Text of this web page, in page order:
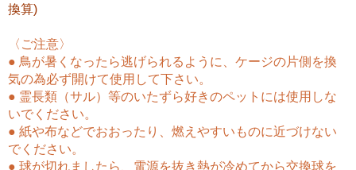
換算)
〈ご注意〉
● 鳥が暑くなったら逃げられるように、ケージの片側を換
気の為必ず開けて使用して下さい。
● 霊長類（サル）等のいたずら好きのペットには使用しな
いでください。
● 紙や布などでおおったり、燃えやすいものに近づけない
でください。
● 球が切れましたら、電源を抜き熱が冷めてから交換球を